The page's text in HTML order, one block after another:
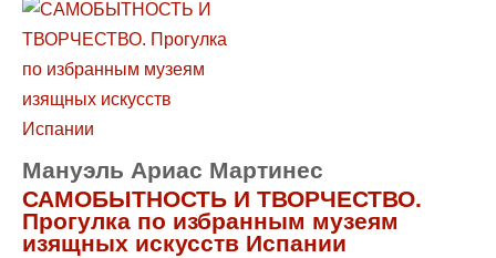
Мануэль Ариас Мартинес
САМОБЫТНОСТЬ И ТВОРЧЕСТВО.
Прогулка по избранным музеям
изящных искусств Испании